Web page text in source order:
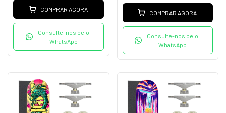
COMPRAR AGORA
Consulte-nos pelo
WhatsApp
COMPRAR AGORA
Consulte-nos pelo
WhatsApp